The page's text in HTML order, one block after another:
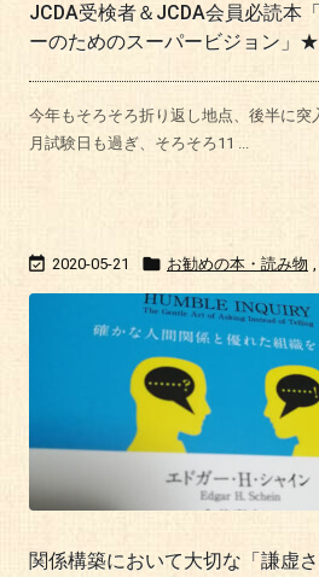
JCDA受検者＆JCDA会員必読本
ーのためのスーパービジョン」
今年もそろそろ折り返し地点、後半に突
月試験日も過ぎ、そろそろ11 ...
 2020-05-21  お勧めの本・読み物 ,
関係構築において大切な「謙虚